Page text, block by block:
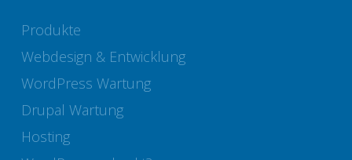
Produkte
Webdesign & Entwicklung
WordPress Wartung
Drupal Wartung
Hosting